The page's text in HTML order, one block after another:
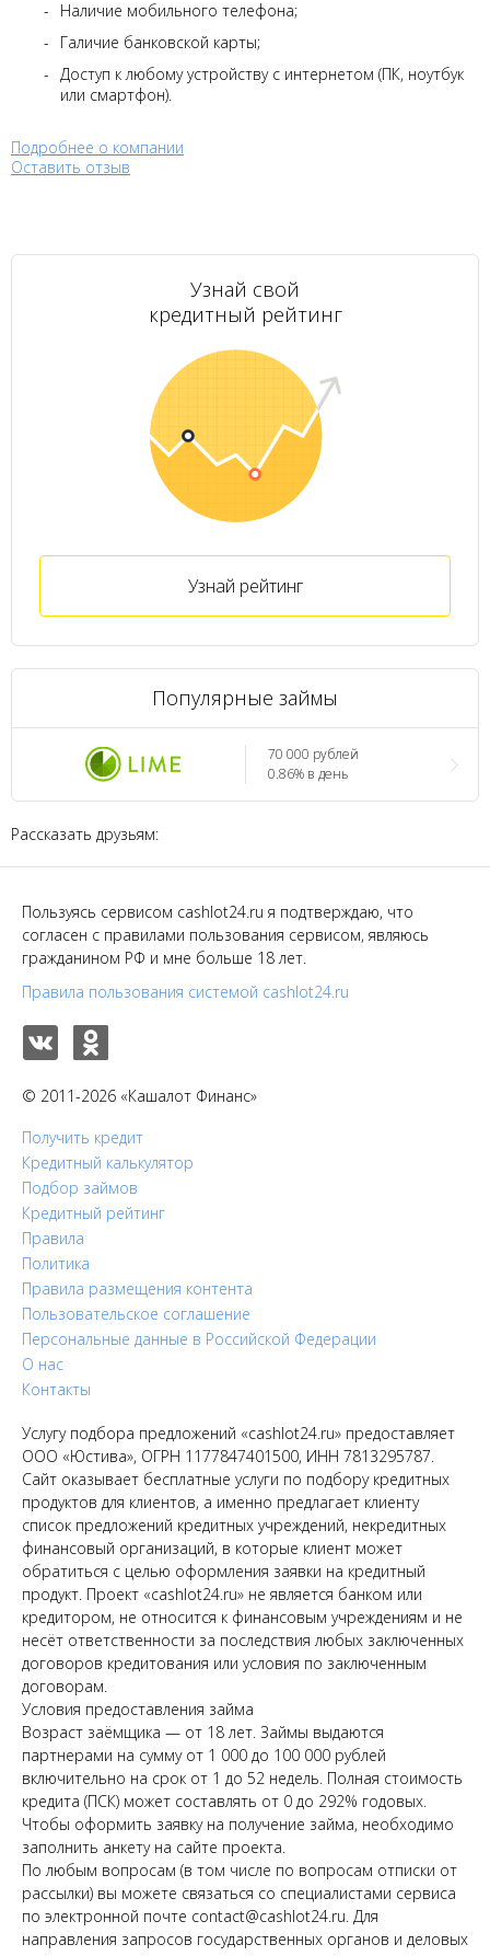
Наличие мобильного телефона;
Галичие банковской карты;
Доступ к любому устройству с интернетом (ПК, ноутбук
или смартфон).
Подробнее о компании
Оставить отзыв
Узнай свой
кредитный рейтинг
Узнай рейтинг
Популярные займы
70 000 рублей
0.86% в день
Рассказать друзьям:
Пользуясь сервисом cashlot24.ru я подтверждаю, что
согласен с правилами пользования сервисом, являюсь
гражданином РФ и мне больше 18 лет.
Правила пользования системой cashlot24.ru
© 2011-2026 «Кашалот Финанс»
Получить кредит
Кредитный калькулятор
Подбор займов
Кредитный рейтинг
Правила
Политика
Правила размещения контента
Пользовательское соглашение
Персональные данные в Российской Федерации
О нас
Контакты
Услугу подбора предложений «cashlot24.ru» предоставляет
ООО «Юстива», ОГРН 1177847401500, ИНН 7813295787.
Сайт оказывает бесплатные услуги по подбору кредитных
продуктов для клиентов, а именно предлагает клиенту
список предложений кредитных учреждений, некредитных
финансовый организаций, в которые клиент может
обратиться с целью оформления заявки на кредитный
продукт. Проект «cashlot24.ru» не является банком или
кредитором, не относится к финансовым учреждениям и не
несёт ответственности за последствия любых заключенных
договоров кредитования или условия по заключенным
договорам.
Условия предоставления займа
Возраст заёмщика — от 18 лет. Займы выдаются
партнерами на сумму от 1 000 до 100 000 рублей
включительно на срок от 1 до 52 недель. Полная стоимость
кредита (ПСК) может составлять от 0 до 292% годовых.
Чтобы оформить заявку на получение займа, необходимо
заполнить анкету на сайте проекта.
По любым вопросам (в том числе по вопросам отписки от
рассылки) вы можете связаться со специалистами сервиса
по электронной почте contact@cashlot24.ru. Для
направления запросов государственных органов и деловых